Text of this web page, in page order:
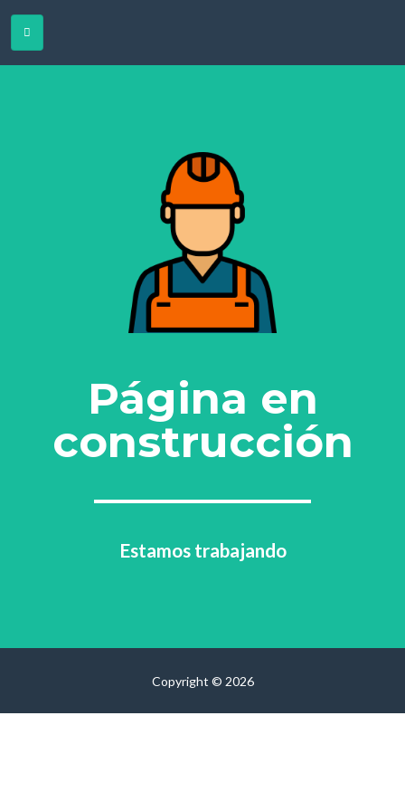
Página en
construcción
Estamos trabajando
Copyright © 2026